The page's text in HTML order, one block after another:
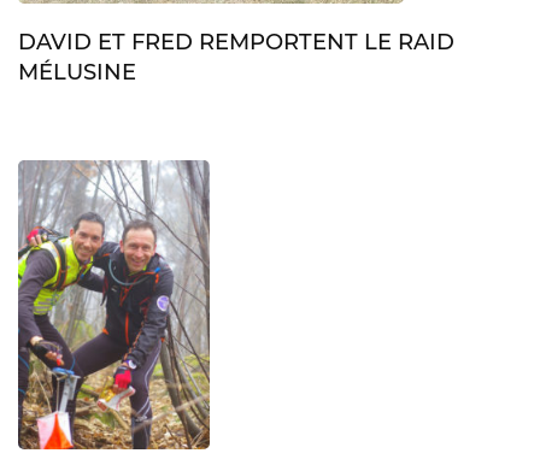
DAVID ET FRED REMPORTENT LE RAID
MÉLUSINE